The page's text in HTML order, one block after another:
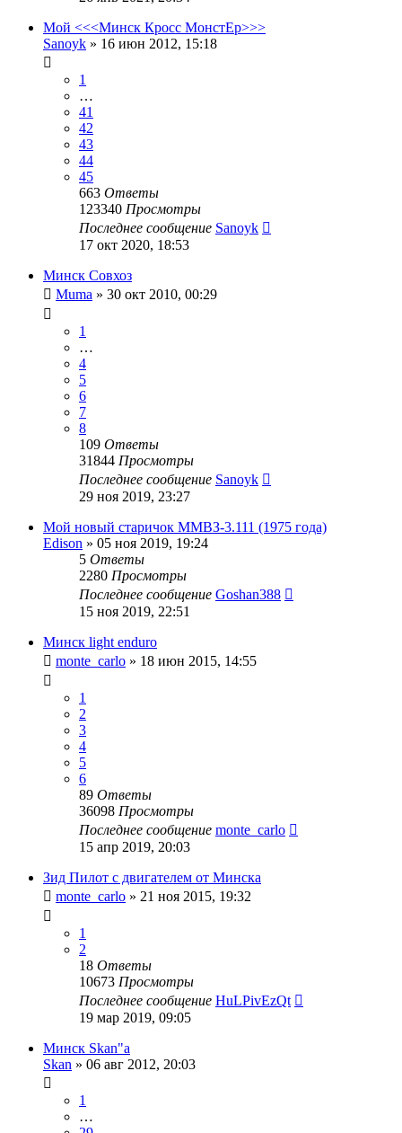
Мой <<<Минск Кросс МонстЕр>>>
Sanoyk » 16 июн 2012, 15:18
1
…
41
42
43
44
45
663 Ответы
123340 Просмотры
Последнее сообщение Sanoyk
17 окт 2020, 18:53
Минск Совхоз
Muma » 30 окт 2010, 00:29
1
…
4
5
6
7
8
109 Ответы
31844 Просмотры
Последнее сообщение Sanoyk
29 ноя 2019, 23:27
Мой новый старичок ММВЗ-3.111 (1975 года)
Edison » 05 ноя 2019, 19:24
5 Ответы
2280 Просмотры
Последнее сообщение Goshan388
15 ноя 2019, 22:51
Минск light enduro
monte_carlo » 18 июн 2015, 14:55
1
2
3
4
5
6
89 Ответы
36098 Просмотры
Последнее сообщение monte_carlo
15 апр 2019, 20:03
Зид Пилот с двигателем от Минска
monte_carlo » 21 ноя 2015, 19:32
1
2
18 Ответы
10673 Просмотры
Последнее сообщение HuLPivEzQt
19 мар 2019, 09:05
Минск Skan"a
Skan » 06 авг 2012, 20:03
1
…